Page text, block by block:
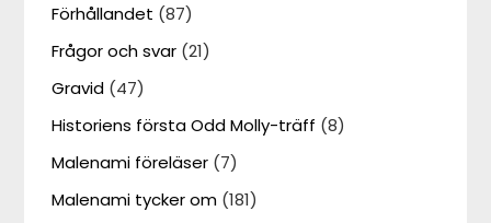
Förhållandet (87)
Frågor och svar (21)
Gravid (47)
Historiens första Odd Molly-träff (8)
Malenami föreläser (7)
Malenami tycker om (181)